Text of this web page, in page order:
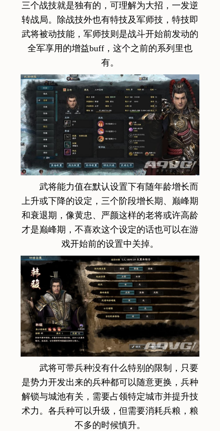
三个战技就是独有的，可理解为大招，一发逆
转战局。除战技外也有特技及军师技，特技即
武将被动技能，军师技则是战斗开始前发动的
全军享用的增益buff，这个之前的系列里也
有。
武将能力值在默认设置下有随年龄增长而
上升或下降的设定，三个阶段增长期、巅峰期
和衰退期，像黄忠、严颜这样的老将或许高龄
才是巅峰期，不喜欢这个设定的话也可以在游
戏开始前的设置中关掉。
武将可带兵种没有什么特别的限制，只要
是势力开发出来的兵种都可以随意更换，兵种
解锁与城池有关，需要占领特定城市并提升技
术力。各兵种可以升级，但需要消耗兵粮，粮
不多的时候慎升。